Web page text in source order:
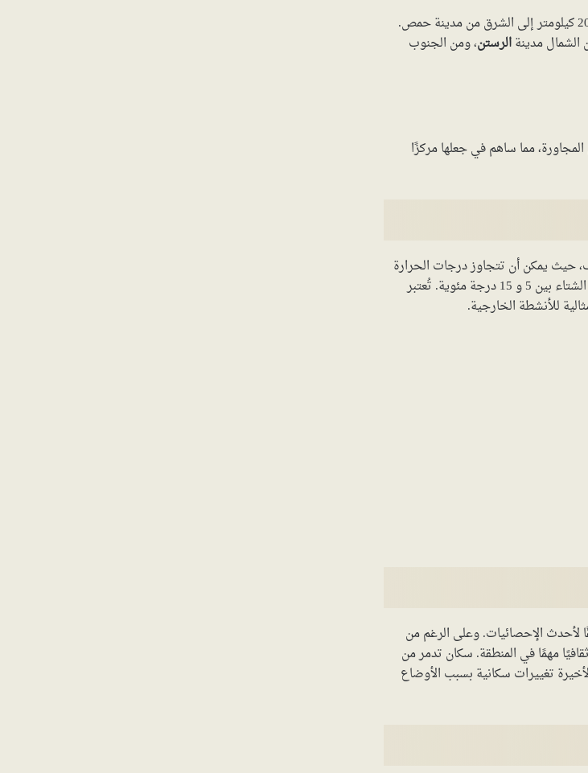
، في وسط سوريا، وتحديداً على بعد حوالي 200 كيلومتر إلى الشرق من مدينة حمص.
مدينةالرستن، ومن الجنوب
مما ساهم في جعلها مركزًا
حيث يمكن أن تتجاوز درجات الحرارة
40 درجة مئوية، بينما تكون شديدة البرودة في الشتاء. تتراوح درجات الحرارة في فصل الشتاء بين 5 و 15 درجة مئوية. تُعتبر
للأنشطة الخارجية.
وهي تضم حوالي 100,000 نسمة، وفقًا لأحدث الإحصائيات. وعلى الرغم من
مهمًا في المنطقة. سكان تدمر من
تغييرات سكانية بسبب الأوضاع